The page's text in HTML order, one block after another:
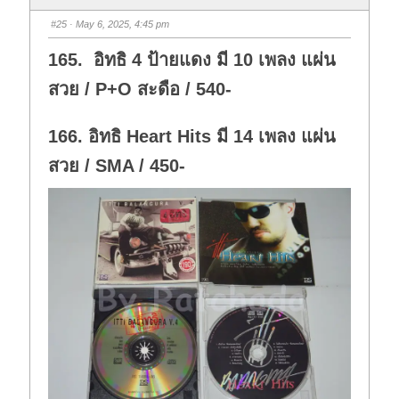
b
d
o
n
.
b
u
p
#25 · May 6, 2025, 4:45 pm
165. อิทธิ 4 ป้ายแดง มี 10 เพลง แผ่น
สวย / P+O สะดือ / 540-
166. อิทธิ Heart Hits มี 14 เพลง แผ่น
สวย / SMA / 450-